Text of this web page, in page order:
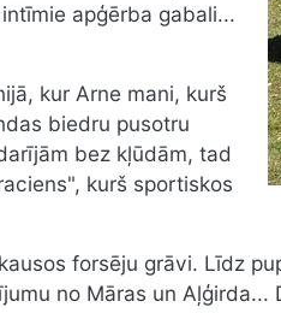
apģērba gabali...
kur Arne mani, kurš
biedru pusotru
bez kļūdām, tad
kurš sportiskos
forsēju grāvi. Līdz
no Māras un